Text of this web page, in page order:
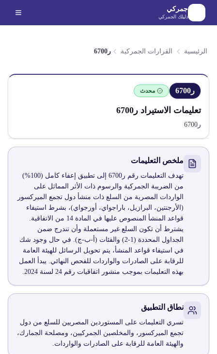
الانتقال إلى المحتوى الرئيسي
جمركي
دليلك الجمركي
الرئيسية القرارات الجمركية ر6700
ر6700 محدث
تعليمات الاستيراد ر6700
ر6700
ملخص التعليمات
تهدف التعليمات رقم ر6700 إلى تطبيق إعفاء كامل (100%)
من الضريبة الجمركية والرسوم ذات الأثر المماثل على
الواردات المصرية من السلع ذات منشأ دول تجمع الميركسور
(الأرجنتين، البرازيل، باراجواي، أورجواي)، بشرط استيفاء
قواعد المنشأ المنصوص عليها في المادة 14 من الاتفاقية.
يشترط أن تكون السلع غير مستعملة وأن تندرج ضمن
الجداول المحددة (1-2) والفئات (أ-ب-ج). في حال وجود شك
في استيفاء قواعد المنشأ، يتم تحويل الرسائل للهيئة العامة
للرقابة على الصادرات والواردات للفحص النهائي. يبدأ العمل
بهذه التعليمات بموجب منشور اتفاقيات رقم 24 لسنة 2024.
نطاق التطبيق
تسري التعليمات على المستوردين المصريين للسلع من دول
تجمع الميركسور، والمخلصين الجمركيين، ومصلحة الجمارك،
والهيئة العامة للرقابة على الصادرات والواردات.